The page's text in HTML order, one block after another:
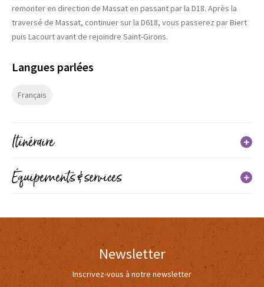
remonter en direction de Massat en passant par la D18. Après la
traversé de Massat, continuer sur la D618, vous passerez par Biert
puis Lacourt avant de rejoindre Saint-Girons.
Langues parlées
Français
Itinéraire
En détail
Dénivelé négatif : 2500
Durée journalière : 06h45
Type d’itinéraire : boucle
Nature du terrain : Revêtement dur (goudron, ciment, plancher)
Équipements & services
Newsletter
Inscrivez-vous à notre newsletter